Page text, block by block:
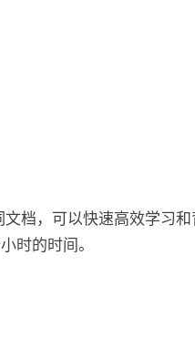
档，可以快速高效学习和
时的时间。